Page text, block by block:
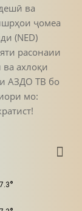
ва
ҷомеа
(NED)
расонаии
ахлоқи
АЗДО ТВ бо
мо:
°